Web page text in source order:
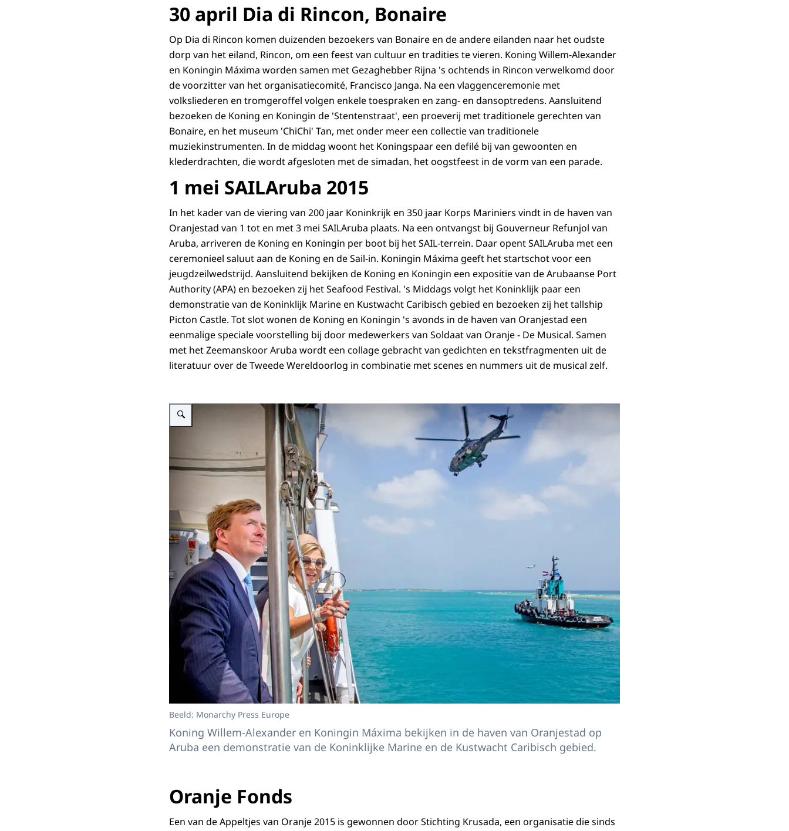
30 april Dia di Rincon, Bonaire
Op Dia di Rincon komen duizenden bezoekers van Bonaire en de andere eilanden naar het oudste
dorp van het eiland, Rincon, om een feest van cultuur en tradities te vieren. Koning Willem-Alexander
en Koningin Máxima worden samen met Gezaghebber Rijna 's ochtends in Rincon verwelkomd door
de voorzitter van het organisatiecomité, Francisco Janga. Na een vlaggenceremonie met
volksliederen en tromgeroffel volgen enkele toespraken en zang- en dansoptredens. Aansluitend
bezoeken de Koning en Koningin de 'Stentenstraat', een proeverij met traditionele gerechten van
Bonaire, en het museum 'ChiChi' Tan, met onder meer een collectie van traditionele
muziekinstrumenten. In de middag woont het Koningspaar een defilé bij van gewoonten en
klederdrachten, die wordt afgesloten met de simadan, het oogstfeest in de vorm van een parade.
1 mei SAILAruba 2015
In het kader van de viering van 200 jaar Koninkrijk en 350 jaar Korps Mariniers vindt in de haven van
Oranjestad van 1 tot en met 3 mei SAILAruba plaats. Na een ontvangst bij Gouverneur Refunjol van
Aruba, arriveren de Koning en Koningin per boot bij het SAIL-terrein. Daar opent SAILAruba met een
ceremonieel saluut aan de Koning en deSail-in. Koningin Máxima geeft het startschot voor een
jeugdzeilwedstrijd. Aansluitend bekijken de Koning en Koningin een expositie van de Arubaanse Port
Authority(APA) en bezoeken zij hetSeafood Festival. 's Middags volgt het Koninklijk paar een
demonstratie van de Koninklijk Marine en Kustwacht Caribisch gebied en bezoeken zij hettallship
Picton Castle. Tot slot wonen de Koning en Koningin 's avonds in de haven van Oranjestad een
eenmalige speciale voorstelling bij door medewerkers van Soldaat van Oranje - De Musical. Samen
met het Zeemanskoor Aruba wordt een collage gebracht van gedichten en tekstfragmenten uit de
literatuur over de Tweede Wereldoorlog in combinatie met scenes en nummers uit de musical zelf.
Vergroot afbeelding Koning en Koningin bezoeken SAIL Aruba 2015
Beeld: Monarchy Press Europe
Koning Willem-Alexander en Koningin Máxima bekijken in de haven van Oranjestad op
Aruba een demonstratie van de Koninklijke Marine en de Kustwacht Caribisch gebied.
Oranje Fonds
Een van de Appeltjes van Oranje 2015 is gewonnen door Stichting Krusada, een organisatie die sinds